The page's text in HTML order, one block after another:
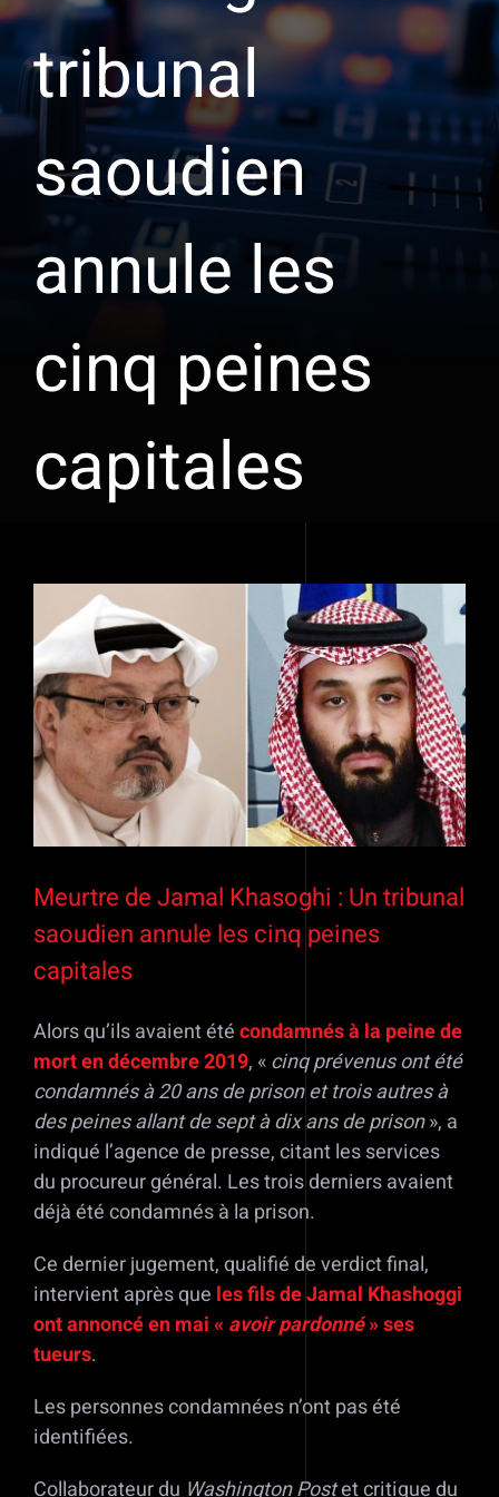
tribunal
saoudien
annule les
cinq peines
capitales
l'image
agrandie
Meurtre de Jamal Khasoghi : Un tribunal
saoudien annule les cinq peines
capitales
Alors qu’ils avaient étécondamnés à la peine de
mort en décembre 2019, «cinq prévenus ont été
condamnés à 20 ans de prison et trois autres à
des peines allant de sept à dix ans de prison», a
indiqué l’agence de presse, citant les services
du procureur général. Les trois derniers avaient
déjà été condamnés à la prison.
Ce dernier jugement, qualifié de verdict final,
intervient après que les fils de Jamal Khashoggi
ont annoncé en mai « avoir pardonné» ses
tueurs.
Les personnes condamnées n’ont pas été
identifiées.
Collaborateur du Washington Postet critique du